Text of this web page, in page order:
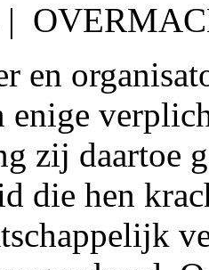
|
en
enige
zij daartoe
die hen